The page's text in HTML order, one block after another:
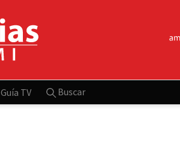
Guía TV Buscar